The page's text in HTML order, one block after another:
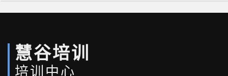
慧谷培训
培训中心